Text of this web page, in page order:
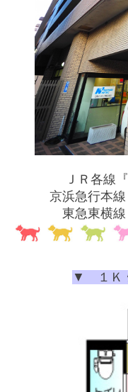
ＪＲ各線『
京浜急行本線
東急東横線
▼ １Ｋ